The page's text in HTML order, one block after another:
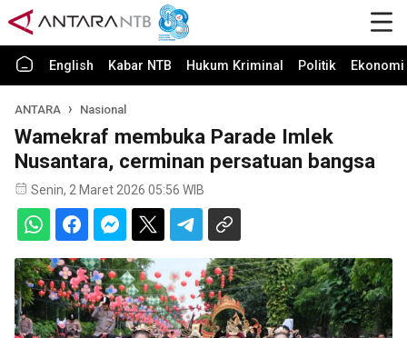
English Kabar NTB Hukum Kriminal Politik
ANTARA Nasional
Wamekraf membuka Parade Imlek
Nusantara, cerminan persatuan bangsa
Senin, 2 Maret 2026 05:56 WIB